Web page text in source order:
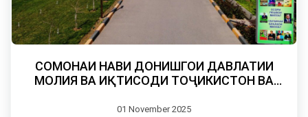
СОМОНАИ НАВИ ДОНИШГОҲИ ДАВЛАТИИ
МОЛИЯ ВА ИҚТИСОДИ ТОҶИКИСТОН ВА
ИҚТИСОД”
01 November 2025